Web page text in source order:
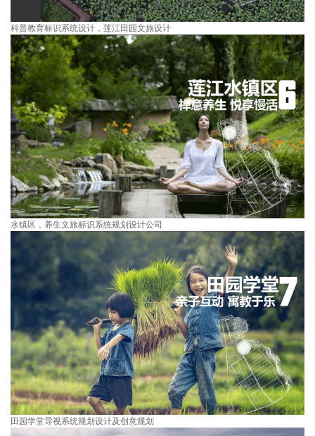
科普教育标识系统设计，莲江田园文旅设计
水镇区，养生文旅标识系统规划设计公司
田园学堂导视系统规划设计及创意规划